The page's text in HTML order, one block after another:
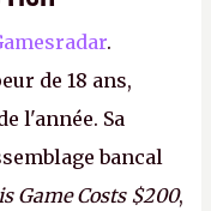
.
de 18 ans,
l'année. Sa
bancal
Game Costs $200,